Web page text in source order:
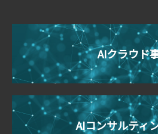
AIクラウド
AIコンサルティ